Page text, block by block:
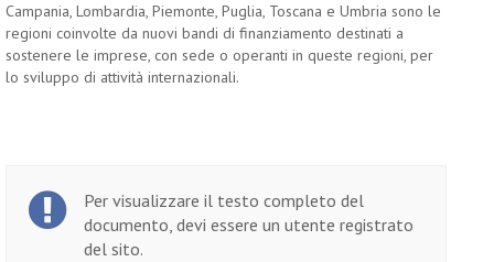
Campania, Lombardia, Piemonte, Puglia, Toscana e Umbria sono le
regioni coinvolte da nuovi bandi di finanziamento destinati a
sostenere le imprese, con sede o operanti in queste regioni, per
lo sviluppo di attività internazionali.
Per visualizzare il testo completo del
documento, devi essere un utente registrato
del sito.